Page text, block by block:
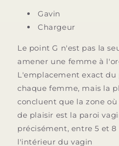
Gavin
Chargeur
Le point G n'est pas la
amener une femme à
L'emplacement exact du
chaque femme, mais la
concluent que la zone
de plaisir est la paroi
précisément, entre 5 et
l'intérieur du vagin